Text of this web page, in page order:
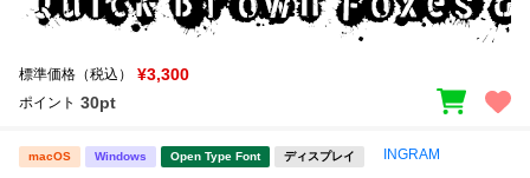
標準価格（税込） ¥3,300
ポイント 30pt
macOS Windows Open Type Font ディスプレイ INGRAM